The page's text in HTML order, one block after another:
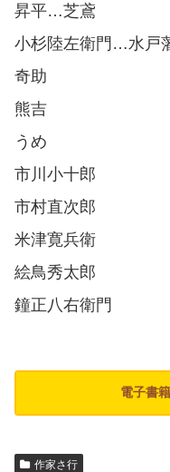
昇平…芝鳶
小杉陸左衛門…水戸
奇助
熊吉
うめ
市川小十郎
市村直次郎
米津寛兵衛
絵鳥秀太郎
鐘正八右衛門
電子書
作家さ行